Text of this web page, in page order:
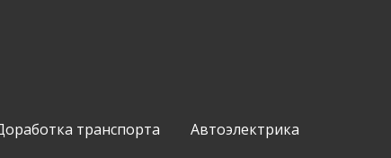
транспорта Автоэлектрика